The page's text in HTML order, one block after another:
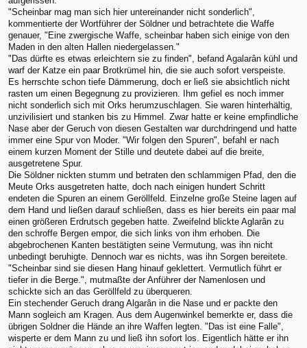
"Scheinbar mag man sich hier untereinander nicht sonderlich",
kommentierte der Wortführer der Söldner und betrachtete die Waffe
genauer, "Eine zwergische Waffe, scheinbar haben sich einige von den
Maden in den alten Hallen niedergelassen."
"Das dürfte es etwas erleichtern sie zu finden", befand Agalarân kühl und
warf der Katze ein paar Brotkrümel hin, die sie auch sofort verspeiste.
Es herrschte schon tiefe Dämmerung, doch er ließ sie absichtlich nicht
rasten um einen Begegnung zu provizieren. Ihm gefiel es noch immer
nicht sonderlich sich mit Orks herumzuschlagen. Sie waren hinterhältig,
unzivilisiert und stanken bis zu Himmel. Zwar hatte er keine empfindliche
Nase aber der Geruch von diesen Gestalten war durchdringend und hatte
immer eine Spur von Moder. "Wir folgen den Spuren", befahl er nach
einem kurzen Moment der Stille und deutete dabei auf die breite,
ausgetretene Spur.
Die Söldner nickten stumm und betraten den schlammigen Pfad, den die
Meute Orks ausgetreten hatte, doch nach einigen hundert Schritt
endeten die Spuren an einem Geröllfeld. Einzelne große Steine lagen auf
dem Hand und ließen darauf schließen, dass es hier bereits ein paar mal
einen größeren Erdrutsch gegeben hatte. Zweifelnd blickte Aglarân zu
den schroffe Bergen empor, die sich links von ihm erhoben. Die
abgebrochenen Kanten bestätigten seine Vermutung, was ihn nicht
unbedingt beruhigte. Dennoch war es nichts, was ihn Sorgen bereitete.
"Scheinbar sind sie diesen Hang hinauf geklettert. Vermutlich führt er
tiefer in die Berge.", mutmaßte der Anführer der Namenlosen und
schickte sich an das Geröllfeld zu überqueren.
Ein stechender Geruch drang Algarân in die Nase und er packte den
Mann sogleich am Kragen. Aus dem Augenwinkel bemerkte er, dass die
übrigen Soldner die Hände an ihre Waffen legten. "Das ist eine Falle",
wisperte er dem Mann zu und ließ ihn sofort los. Eigentlich hätte er ihn